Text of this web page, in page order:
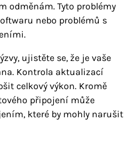
odměnám. Tyto problémy
nebo problémů s
ujistěte se, že je vaše
Kontrola aktualizací
celkový výkon. Kromě
připojení může
které by mohly narušit